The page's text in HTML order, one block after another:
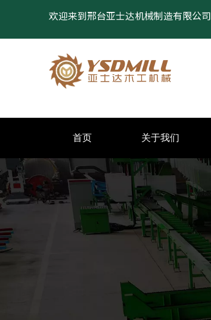
欢迎来到邢台亚士达机械制造有限公司
首页 关于我们